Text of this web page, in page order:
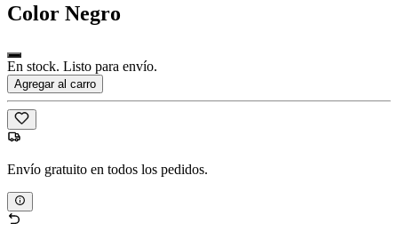
Color Negro
En stock. Listo para envío.
Agregar al carro
Envío gratuito en todos los pedidos.